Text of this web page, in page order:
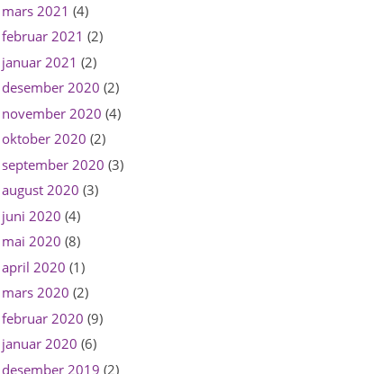
mars 2021 (4)
februar 2021 (2)
januar 2021 (2)
desember 2020 (2)
november 2020 (4)
oktober 2020 (2)
september 2020 (3)
august 2020 (3)
juni 2020 (4)
mai 2020 (8)
april 2020 (1)
mars 2020 (2)
februar 2020 (9)
januar 2020 (6)
desember 2019 (2)